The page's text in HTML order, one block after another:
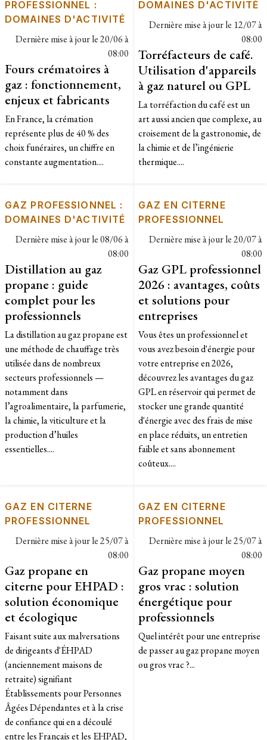
PROFESSIONNEL :
DOMAINES D'ACTIVITÉ
Dernière mise à jour le20/06 à
08:00
Fours crématoires à
gaz : fonctionnement,
enjeux et fabricants
En France, la crémation
représente plus de 40 % des
choix funéraires, un chiffre en
constante augmentation....
DOMAINES D'ACTIVITÉ
Dernière mise à jour le 12/07 à
08:00
Torréfacteurs de café.
Utilisation d'appareils
à gaz naturel ou GPL
La torréfaction du café est un
art aussi ancien que complexe, au
croisement de la gastronomie, de
la chimie et de l’ingénierie
thermique....
GAZ PROFESSIONNEL :
DOMAINES D'ACTIVITÉ
Dernière mise à jour le08/06 à
08:00
Distillation au gaz
propane : guide
complet pour les
professionnels
La distillation au gaz propane est
une méthode de chauffage très
utilisée dans de nombreux
secteurs professionnels —
notamment dans
l’agroalimentaire, la parfumerie,
la chimie, la viticulture et la
production d’huiles
essentielles....
GAZ EN CITERNE
PROFESSIONNEL
Dernière mise à jour le20/07 à
08:00
Gaz GPL professionnel
2026 : avantages, coûts
et solutions pour
entreprises
Vous êtes un professionnel et
vous avez besoin d'énergie pour
votre entreprise en 2026,
découvrez les avantages du gaz
GPL en réservoir qui permet de
stocker une grande quantité
d'énergie avec des frais de mise
en place réduits, un entretien
faible et sans abonnement
coûteux....
GAZ EN CITERNE
PROFESSIONNEL
Dernière mise à jour le25/07 à
08:00
Gaz propane en
citerne pour EHPAD :
solution économique
et écologique
Faisant suite aux malversations
de dirigeants d'ÉHPAD
(anciennement maisons de
retraite) signifiant
Établissements pour Personnes
Âgées Dépendantes et à la crise
de confiance qui en a découlé
entre les Français et les EHPAD,
GAZ EN CITERNE
PROFESSIONNEL
Dernière mise à jour le25/07 à
08:00
Gaz propane moyen
gros vrac : solution
énergétique pour
professionnels
Quel intérêt pour une entreprise
de passer au gaz propane moyen
ou gros vrac ?...